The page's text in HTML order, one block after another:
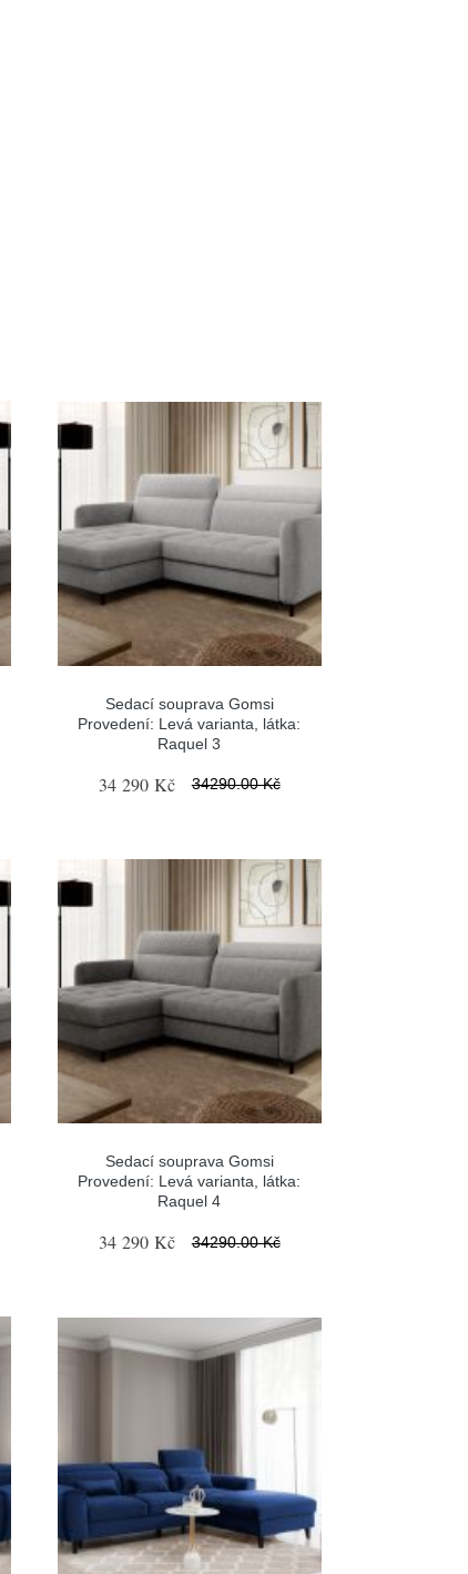
Sedací souprava Gomsi
Provedení: Levá varianta, látka:
Raquel 3
34 290 Kč 34290.00 Kč
Sedací souprava Gomsi
Provedení: Levá varianta, látka:
Raquel 4
34 290 Kč 34290.00 Kč